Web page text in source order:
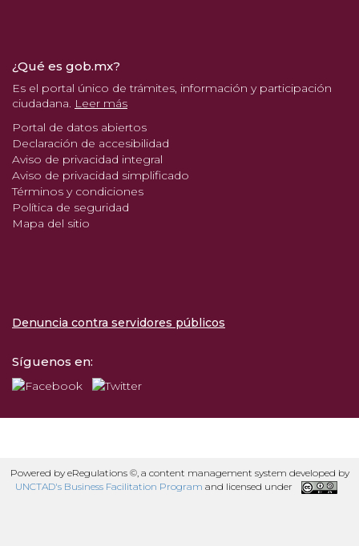
¿Qué es gob.mx?
Es el portal único de trámites, información y participación
ciudadana. Leer más
Portal de datos abiertos
Declaración de accesibilidad
Aviso de privacidad integral
Aviso de privacidad simplificado
Términos y condiciones
Política de seguridad
Mapa del sitio
Denuncia contra servidores públicos
Síguenos en:
Powered by eRegulations ©, a content management system developed by
UNCTAD's Business Facilitation Program and licensed under